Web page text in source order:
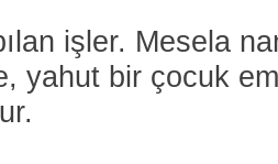
işler. Mesela
yahut bir çocuk